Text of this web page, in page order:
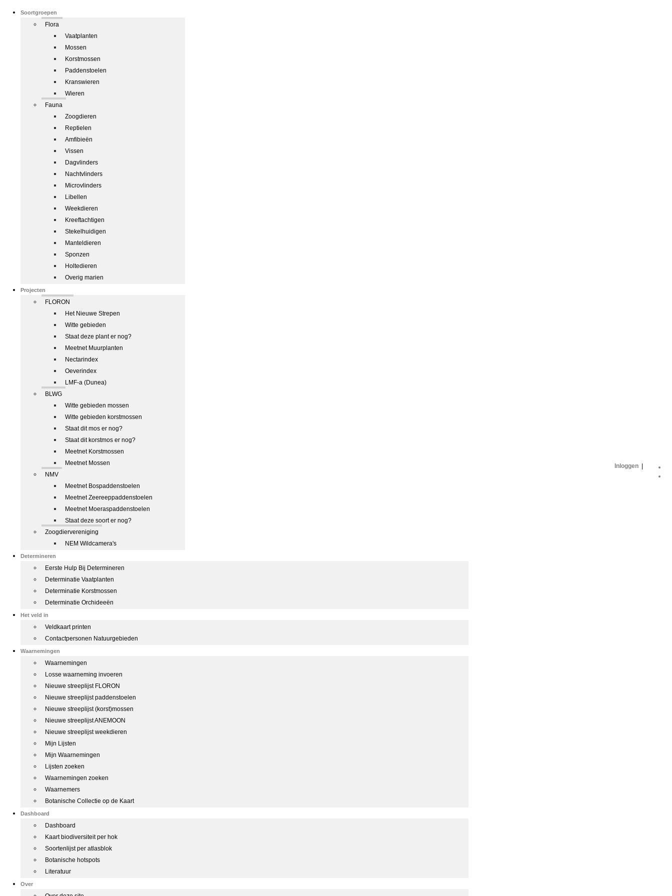
Soortgroepen
Flora
Vaatplanten
Mossen
Korstmossen
Paddenstoelen
Kranswieren
Wieren
Fauna
Zoogdieren
Reptielen
Amfibieën
Vissen
Dagvlinders
Nachtvlinders
Microvlinders
Libellen
Weekdieren
Kreeftachtigen
Stekelhuidigen
Manteldieren
Sponzen
Holtedieren
Overig marien
Projecten
FLORON
Het Nieuwe Strepen
Witte gebieden
Staat deze plant er nog?
Meetnet Muurplanten
Nectarindex
Oeverindex
LMF-a (Dunea)
BLWG
Witte gebieden mossen
Witte gebieden korstmossen
Staat dit mos er nog?
Staat dit korstmos er nog?
Meetnet Korstmossen
Meetnet Mossen
NMV
Meetnet Bospaddenstoelen
Meetnet Zeereeppaddenstoelen
Meetnet Moeraspaddenstoelen
Staat deze soort er nog?
Zoogdiervereniging
NEM Wildcamera's
Determineren
Eerste Hulp Bij Determineren
Determinatie Vaatplanten
Determinatie Korstmossen
Determinatie Orchideeën
Het veld in
Veldkaart printen
Contactpersonen Natuurgebieden
Waarnemingen
Waarnemingen
Losse waarneming invoeren
Nieuwe streeplijst FLORON
Nieuwe streeplijst paddenstoelen
Nieuwe streeplijst (korst)mossen
Nieuwe streeplijst ANEMOON
Nieuwe streeplijst weekdieren
Mijn Lijsten
Mijn Waarnemingen
Lijsten zoeken
Waarnemingen zoeken
Waarnemers
Botanische Collectie op de Kaart
Dashboard
Dashboard
Kaart biodiversiteit per hok
Soortenlijst per atlasblok
Botanische hotspots
Literatuur
Over
Inloggen